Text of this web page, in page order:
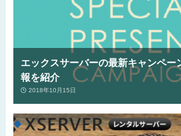
エックスサーバーの最新キャンペー
報を紹介
2018年10月15日